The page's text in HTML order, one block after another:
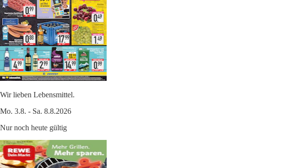
Wir lieben Lebensmittel.
Mo. 3.8. - Sa. 8.8.2026
Nur noch heute gültig